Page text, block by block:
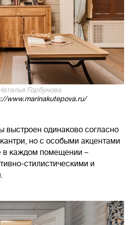
Горбунова
www.marinakutepova.ru/
выстроен одинаково согласно
но с особыми акцентами
в каждом помещении –
стилистическими и